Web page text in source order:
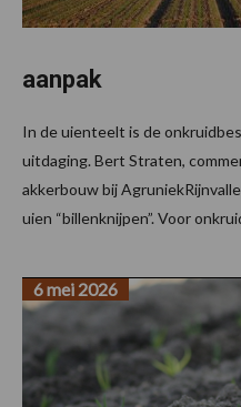
aanpak
In de uienteelt is de
uitdaging. Bert Straten,
akkerbouw bij
uien “billenknijpen”. Voor
6 mei 2026